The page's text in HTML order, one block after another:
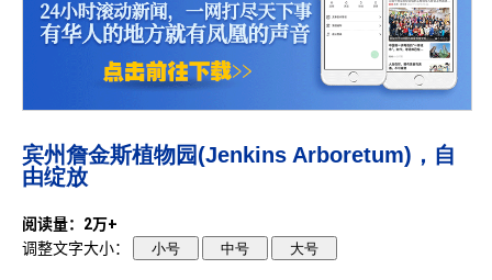
宾州詹金斯植物园(Jenkins Arboretum)，自
由绽放
阅读量：2万+
调整文字大小：
小号 中号 大号